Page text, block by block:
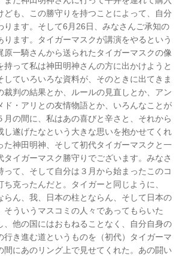
ども、この勝守りを持つことによって、自分
ります。そして6月26日、みなさんご承知の
ります。タイガーマスクが講演をやるという
原一騎さんから送られたタイガーマスクの像
持って私は神田明神さんの方に出かけようと
していろいろな資料が、そのときに出てきま
裁判の結果とか、ルールの見直しとか、アン
ド・アリとの友情物語とか、いろんなことが
月の間に、私はあの喜びと辛さと、それから
し遂げたなという大きな思いを抱かせてくれ
た神田明神、そして初代タイガーマスクと一
タイガーマスク勝守りでございます。みなさ
って、そして自分は３月から始まったこのコ
ち克ったんだと。タイガーと同じように、
らん、我、日本の柱とならん、そして日本の
そういうマスコミの人々であってもらいた
、他の国にはおもねることなく、自分自身の
行き進む道というものを（初代）タイガーマ
間にあのリング上で見せてくれた。あの闘い